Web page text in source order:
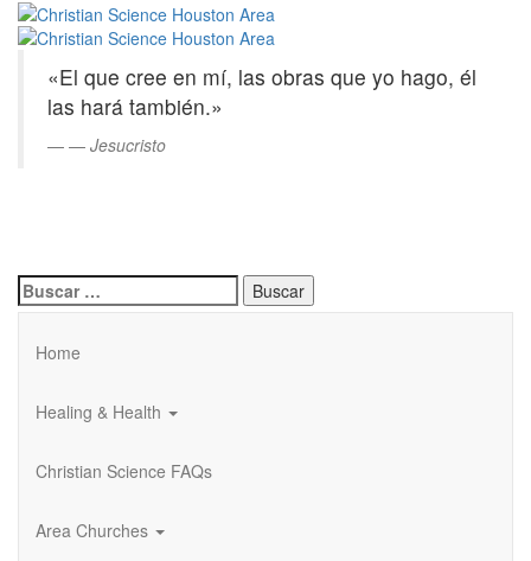
Saltar
principal
Christian
Science
Houston
Area
«El que cree en mí, las obras que yo hago, él
las hará también.»
— Jesucristo
Buscar:
Home
Healing & Health
Christian Science FAQs
Area Churches